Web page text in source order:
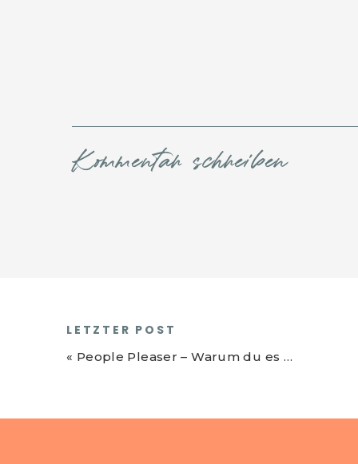
Kommentar schreiben
« People Pleaser – Warum du es nicht jedem recht machen solltest
LETZTER POST